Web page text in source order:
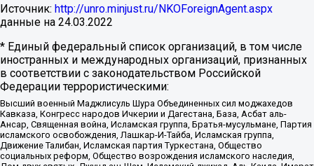
Источник: http://unro.minjust.ru/NKOForeignAgent.aspx
данные на 24.03.2022
* Единый федеральный список организаций, в том числе
иностранных и международных организаций, признанных
в соответствии с законодательством Российской
Федерации террористическими:
Высший военный Маджлисуль Шура Объединенных сил моджахедов
Кавказа, Конгресс народов Ичкерии и Дагестана, База, Асбат аль-
Ансар, Священная война, Исламская группа, Братья-мусульмане, Партия
исламского освобождения, Лашкар-И-Тайба, Исламская группа,
Движение Талибан, Исламская партия Туркестана, Общество
социальных реформ, Общество возрождения исламского наследия,